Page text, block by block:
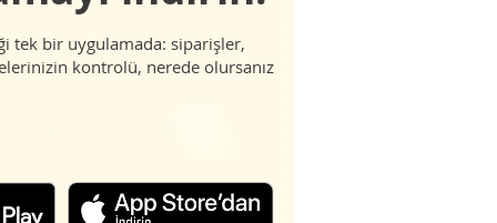
tek bir uygulamada: siparişler,
kontrolü, nerede olursanız